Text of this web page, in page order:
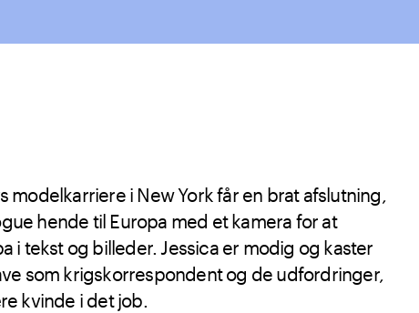
modelkarriere i New York får en brat afslutning,
hende til Europa med et kamera for at
i tekst og billeder. Jessica er modig og kaster
som krigskorrespondent og de udfordringer,
kvinde i det job.